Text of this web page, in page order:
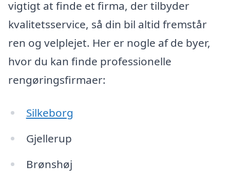
vigtigt at finde et firma, der tilbyder
kvalitetsservice, så din bil altid fremstår
ren og velplejet. Her er nogle af de byer,
hvor du kan finde professionelle
rengøringsfirmaer:
Silkeborg
Gjellerup
Brønshøj